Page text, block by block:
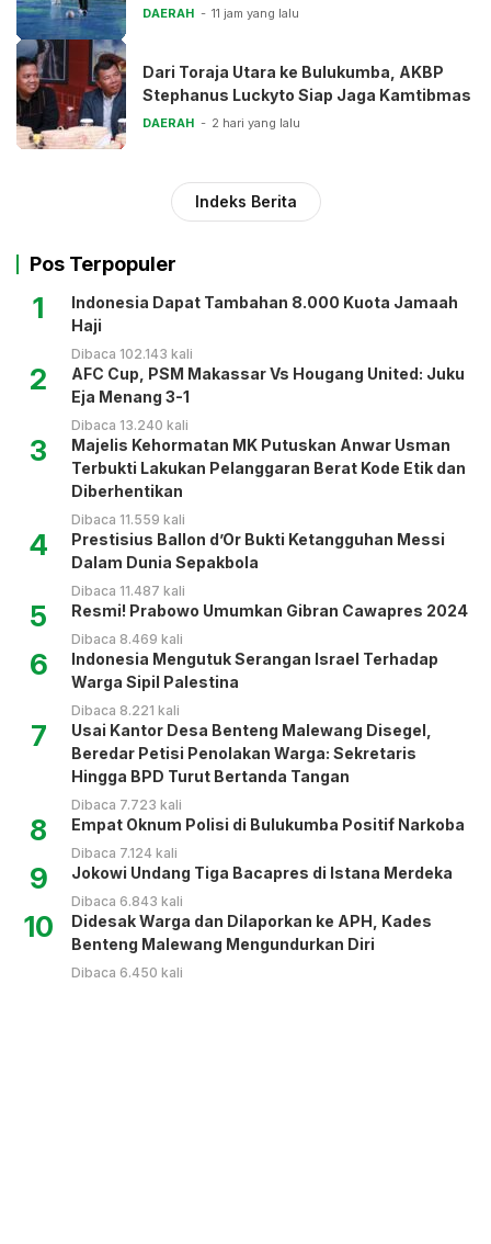
DAERAH 11 jam yang lalu
Dari Toraja Utara ke Bulukumba, AKBP
Stephanus Luckyto Siap Jaga Kamtibmas
DAERAH 2 hari yang lalu
Indeks Berita
Pos Terpopuler
1
Indonesia Dapat Tambahan 8.000 Kuota Jamaah
Haji
Dibaca 102.143 kali
2
AFC Cup, PSM Makassar Vs Hougang United: Juku
Eja Menang 3-1
Dibaca 13.240 kali
3
Majelis Kehormatan MK Putuskan Anwar Usman
Terbukti Lakukan Pelanggaran Berat Kode Etik dan
Diberhentikan
Dibaca 11.559 kali
4
Prestisius Ballon d’Or Bukti Ketangguhan Messi
Dalam Dunia Sepakbola
Dibaca 11.487 kali
5 Resmi! Prabowo Umumkan Gibran Cawapres 2024
Dibaca 8.469 kali
6
Indonesia Mengutuk Serangan Israel Terhadap
Warga Sipil Palestina
Dibaca 8.221 kali
7
Usai Kantor Desa Benteng Malewang Disegel,
Beredar Petisi Penolakan Warga: Sekretaris
Hingga BPD Turut Bertanda Tangan
Dibaca 7.723 kali
8 Empat Oknum Polisi di Bulukumba Positif Narkoba
Dibaca 7.124 kali
9 Jokowi Undang Tiga Bacapres di Istana Merdeka
Dibaca 6.843 kali
10
Didesak Warga dan Dilaporkan ke APH, Kades
Benteng Malewang Mengundurkan Diri
Dibaca 6.450 kali